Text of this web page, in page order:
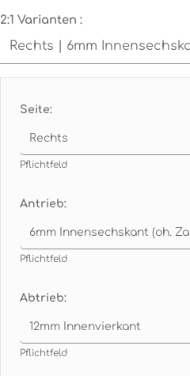
2:1 Varianten :auswählen
Seite:
Pflichtfeld
Antrieb:
Pflichtfeld
Abtrieb:
Pflichtfeld